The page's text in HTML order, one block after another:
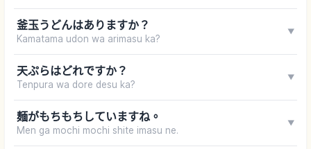
釜玉うどんはありますか？
Kamatama udon wa arimasu ka?
▼
天ぷらはどれですか？
Tenpura wa dore desu ka?
▼
麺がもちもちしていますね。
Men ga mochi mochi shite imasu ne.
▼